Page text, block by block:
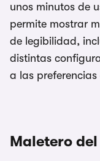
unos minutos de
permite mostrar
de legibilidad,
distintas
a las
Maletero del